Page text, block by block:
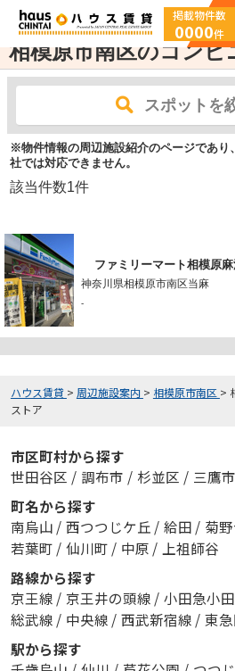
掲載物件数
0000件
相模原市南区のコン
スポットを
※物件情報の周辺施設紹介のページであり
社では対応できません。
該当件数1件
ファミリーマート相模原
神奈川県相模原市南区当麻
-
ハウス賃貸 > 周辺施設案内 > 相模原市南区 >
ストア
市区町村から探す
世田谷区 / 調布市 / 杉並区 / 三鷹市
町名から探す
南烏山 / 西つつじケ丘 / 給田 / 菊
若葉町 / 仙川町 / 中原 / 上祖師谷
路線から探す
京王線 / 京王井の頭線 / 小田急小
総武線 / 中央線 / 西武新宿線 / 東
駅から探す